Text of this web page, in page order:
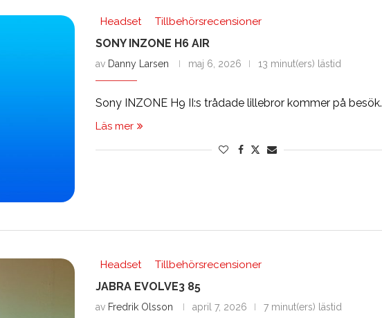
Headset Tillbehörsrecensioner
SONY INZONE H6 AIR
av Danny Larsen maj 6, 2026 13 minut(ers) lästid
Sony INZONE H9 II:s trådade lillebror kommer på besök.
Läs mer
Headset Tillbehörsrecensioner
JABRA EVOLVE3 85
av Fredrik Olsson april 7, 2026 7 minut(ers) lästid